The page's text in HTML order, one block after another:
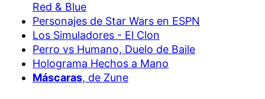
Red & Blue
Personajes de Star Wars en ESPN
Los Simuladores - El Clon
Perro vs Humano, Duelo de Baile
Holograma Hechos a Mano
Máscaras, de Zune